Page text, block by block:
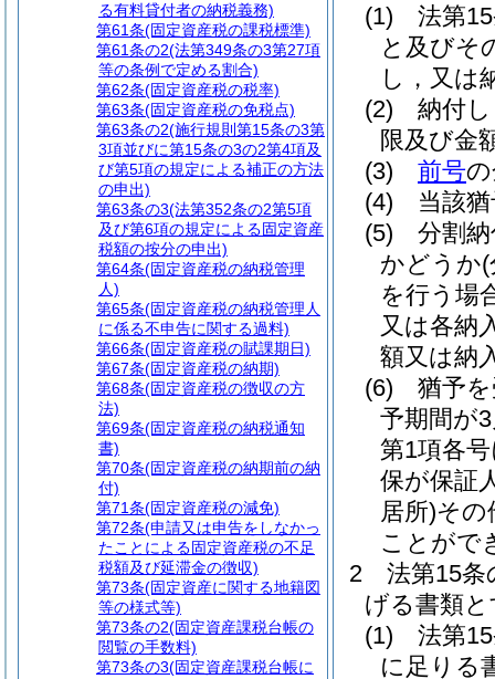
(1)
法第
と及びそ
し，又は
(2)
納付
限及び金
(3)
前号
(4)
当該
(5)
分割
かどうか
を行う場
又は各納
額又は納
(6)
猶予
予期間が
第1項各
保が保証
居所)その
ことがで
2
法第15
げる書類
(1)
法第
に足りる
る有料貸付者の納税義務)
第61条(固定資産税の課税標準)
第61条の2(法第349条の3第27項
等の条例で定める割合)
第62条(固定資産税の税率)
第63条(固定資産税の免税点)
第63条の2(施行規則第15条の3第
3項並びに第15条の3の2第4項及
び第5項の規定による補正の方法
の申出)
第63条の3(法第352条の2第5項
及び第6項の規定による固定資産
税額の按分の申出)
第64条(固定資産税の納税管理
人)
第65条(固定資産税の納税管理人
に係る不申告に関する過料)
第66条(固定資産税の賦課期日)
第67条(固定資産税の納期)
第68条(固定資産税の徴収の方
法)
第69条(固定資産税の納税通知
書)
第70条(固定資産税の納期前の納
付)
第71条(固定資産税の減免)
第72条(申請又は申告をしなかっ
たことによる固定資産税の不足
税額及び延滞金の徴収)
第73条(固定資産に関する地籍図
等の様式等)
第73条の2(固定資産課税台帳の
閲覧の手数料)
第73条の3(固定資産課税台帳に